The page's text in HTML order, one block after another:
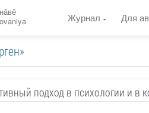
Журнал Для
подход в психологии и в